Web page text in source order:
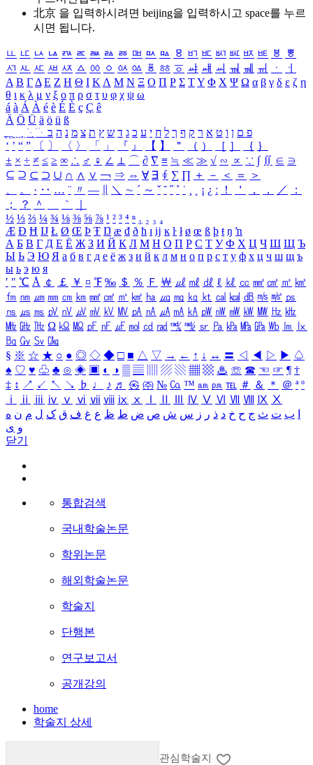
北京 을 입력하시려면 beijing을 입력하시고 space를 누르
시면 됩니다.
ㅥ ㅦ ㅧ ㅨ ㅩ ㅪ ㅫ ㅬ ㅭ ㅮ ㅯ ㅰ ㅱ ㅲ ㅳ ㅴ ㅵ ㅶ ㅷ ㅸ
ㅹ
ㅺ ㅻ ㅼ ㅽ ㅾ ㅿ ㆀ ㆁ ㆂ ㆃ ㆄ ㆅ ㆆ ㆇ ㆈ ㆉ ㆊ ㆋ ㆌ ㆍ
ㆎ
Α Β ΓΔ Ε Ζ Η Θ Ι ΚΛ Μ Ν Ξ Ο Π Ρ Σ ΤΥ Φ Χ Ψ Ω α β γ δ ε ζ η
θ ι κ λ μ ν ξ ο π ρ σ τ υ φ χ ψ ω
á à Á À é è É È ç Ç ê
Ä Ö Ü ä ö ü ß
ִֶֹ ֻּ ׁׂ פ ם ן ו ט א ר ק ף ך ל ח י ע כ ג ד ש ץ ת צ מ נ ה ב
‘ ’ “ ” 〔 〕 〈 〉 「 」 『 』 【 】 ＂ （ ） ［ ］ ｛ ｝
± × ÷ ≠ ≤ ≥ ∞ ∴ ♂ ♀ ∠ ⊥ ⌒ ∂ ∇ ≡ ≒ ≪ ≫ √ ∽ ∝ ∵ ∫ ∬ ∈ ∋
⊆ ⊇ ⊂ ⊃ ∪ ∩ ∧ ∨ ￢ ⇒ ⇔ ∀ ∃ ∮ ∑ ∏ ＋ － ＜ ＝
＞
、
。 · ‥ … ¨ 〃 ― ＼ ∼ ´ ～ ˇ ˘ ˝ ˚ ˙ ¸ ¡ ¿ ː ！ ＇ ， ． ／
：
；
？ ＾ ｀
½ ⅓ ⅔ ¼ ¾ ⅛ ⅜ ⅝ ⅞ ¹ ² ³ ⁴ ⁿ ₁ ₂ ₃ ₄
Æ Ð Ħ Ĳ Ł Ø Œ Þ Ŧ Ŋ æ đ ð ħ ı ĳ ĸ ŀ ł ø œ ß þ ŧ ŋ ŉ
А Б В Г Д Е Ё Ж З И Й К Л М Н О П Р С Т У Ф Х Ц Ч Ш Щ Ъ
Ы Ь Э Ю Я а б в г д е ё ж з и й к л м н о п р с т у ф х ц ч ш щ ъ
ы ь э ю я
′ ″ ℃ Å ￠ ￡ ￥ ¤ ℉ ‰ ＄ ％ Ｆ ￦ ㎕ ㎖ ㎗ ℓ ㎘ ㏄ ㎣ ㎤ ㎥ ㎦
㎙ ㎚ ㎛ ㎜ ㎝ ㎞ ㎟ ㎠ ㎡ ㎢ ㏊ ㎍ ㎎ ㎏ ㏏ ㎈ ㎉ ㏈ ㎧ ㎨ ㎰
㎱ ㎲ ㎳ ㎴ ㎵ ㎶ ㎷ ㎸ ㎹ ㎀ ㎁ ㎂ ㎃ ㎄ ㎺ ㎻ ㎽ ㎾ ㎿ ㎐ ㎑
㎒ ㎓ ㎔ Ω ㏀ ㏁ ㎊ ㎋ ㎌ ㏖ ㏅ ㎭ ㎮ ㎯ ㏛ ㎩ ㎪ ㎫ ㎬ ㏝ ㏐
㏓
㏃ ㏉ ㏜ ㏆
§ ※ ☆ ★ ○ ● ◎ ◇ ◆ □ ■ △ ▽ → ← ↑ ↓ ↔ 〓 ◁ ◀ ▷ ▶ ♤
♠ ♡ ♥ ♧ ♣ ⊙ ◈ ▣ ◐ ◑ ▒ ▤ ▨ ▧ ▦ ▩ ♨ ☏ ☎ ☜ ☞ ¶ †
‡ ↕ ↗ ↙ ↖ ↘ ♭ ♩ ♪ ♬ ㉿ ㈜ № ㏇ ™ ㏂ ㏘ ℡ ＃ ＆ ＊ ＠ ª º
ⅰ
ⅱ ⅲ ⅳ ⅴ ⅵ ⅶ ⅷ ⅸ ⅹ Ⅳ Ⅴ Ⅵ Ⅶ Ⅷ Ⅸ Ⅹ
ب ت ث ج ح خ د ذ ر ز س ش ص ض ط ظ ع غ ف ق ک ل م ن ه
و ی
닫기
통합검색
국내학술논문
학위논문
해외학술논문
학술지
단행본
연구보고서
공개강의
home
학술지 상세
관심학술지